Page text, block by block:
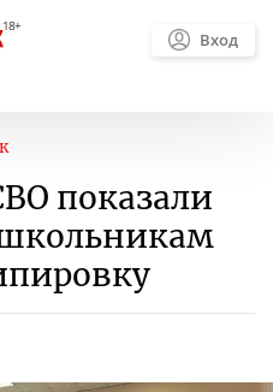
Вход
показали